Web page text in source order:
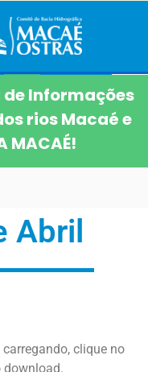
de Informações
rios Macaé e
MACAÉ!
Abril
clique no
download.